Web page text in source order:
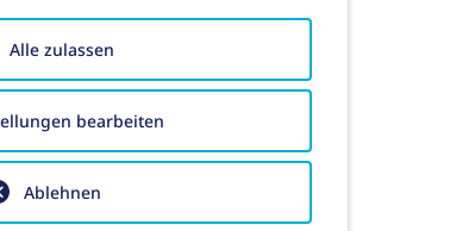
(Kosten)
bearbeiten
Ablehnen
Alle zulassen